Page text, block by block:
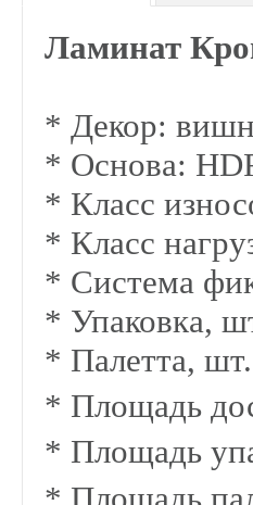
Ламинат
* Декор:
* Основа:
* Класс
* Класс
* Система
* Упаковка,
* Палетта,
* Площадь
* Площадь